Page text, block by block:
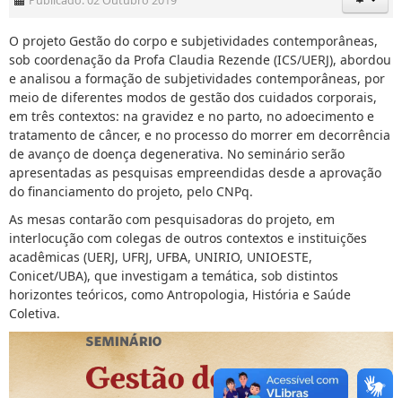
O projeto Gestão do corpo e subjetividades contemporâneas,
sob coordenação da Profa Claudia Rezende (ICS/UERJ), abordou
e analisou a formação de subjetividades contemporâneas, por
meio de diferentes modos de gestão dos cuidados corporais,
em três contextos: na gravidez e no parto, no adoecimento e
tratamento de câncer, e no processo do morrer em decorrência
de avanço de doença degenerativa. No seminário serão
apresentadas as pesquisas empreendidas desde a aprovação
do financiamento do projeto, pelo CNPq.
As mesas contarão com pesquisadoras do projeto, em
interlocução com colegas de outros contextos e instituições
acadêmicas (UERJ, UFRJ, UFBA, UNIRIO, UNIOESTE,
Conicet/UBA), que investigam a temática, sob distintos
horizontes teóricos, como Antropologia, História e Saúde
Coletiva.